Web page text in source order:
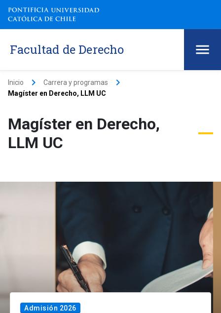
Facultad de Derecho
Inicio keyboard_arrow_right Carrera y programas keyboard_arrow_right
Magíster en Derecho, LLM UC
Magíster en Derecho,
LLM UC
Admisión 2026